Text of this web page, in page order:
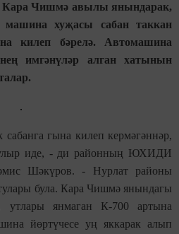
Кара Чишмә авылы янындарак,
хуҗасы сабан таккан
килеп бәрелә. Автомашина
имгәнүләр алган хатынын
гына килеп кермәгәннәр,
иде, - ди районның ЮХИДИ
Шәкүров. - Нурлат районы
була. Кара Чишмә янындагы
утлары янмаган К-700 артына
йөртүчесе уң яккарак алып